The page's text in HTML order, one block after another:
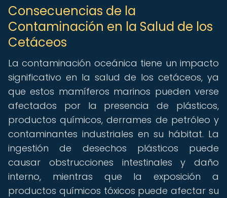
Consecuencias de la
Contaminación en la Salud de los
Cetáceos
La contaminación oceánica tiene un impacto
significativo en la salud de los cetáceos, ya
que estos mamíferos marinos pueden verse
afectados por la presencia de plásticos,
productos químicos, derrames de petróleo y
contaminantes industriales en su hábitat. La
ingestión de desechos plásticos puede
causar obstrucciones intestinales y daño
interno, mientras que la exposición a
productos químicos tóxicos puede afectar su